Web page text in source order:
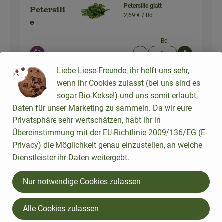
Petersili
e
Petersilie glatt
2,69 € / Bd
Bd
2,69 €
Du hast sicher:
1 Stk
Sonnenbl
umenker
ne
7,96 € /
Liebe Liese-Freunde, ihr helft uns sehr,
wenn ihr Cookies zulasst (bei uns sind es
sogar Bio-Kekse!) und uns somit erlaubt,
Daten für unser Marketing zu sammeln. Da wir eure
Privatsphäre sehr wertschätzen, habt ihr in
Übereinstimmung mit der EU-Richtlinie 2009/136/EG (E-
Privacy) die Möglichkeit genau einzustellen, an welche
Dienstleister ihr Daten weitergebt.
Nur notwendige Cookies zulassen
Alle Cookies zulassen